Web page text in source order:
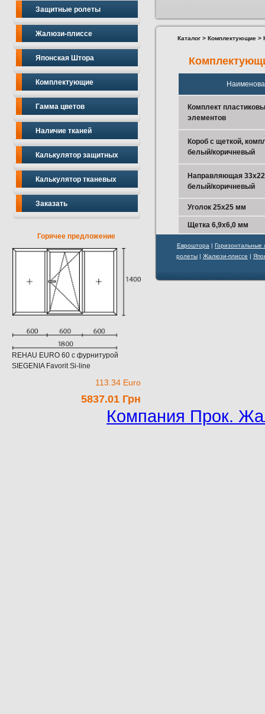
Защитные ролеты
Жалюзи-плиссе
Японская Штора
Комплектующие
Гамма цветов
Наличие тканей
Калькулятор защитных
Калькулятор тканевых
Заказать
Горячее предложение
REHAU EURO 60 c фурнитурой
SIEGENIA Favorit Si-line
113.34 Euro
5837.01 Грн
Каталог > Комплектующие >
Комплект
элементов
Короб с щеткой,
белый/коричневый
Направляющая
белый/коричневый
Уголок 25х25 мм
Щетка 6,9х6,0 мм
Евроштора | Горизонтальные
ролеты | Жалюзи-плиссе |
Компания Прок.